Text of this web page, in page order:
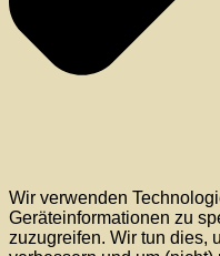
Wir verwenden
Geräteinformationen zu
zuzugreifen. Wir tun dies,